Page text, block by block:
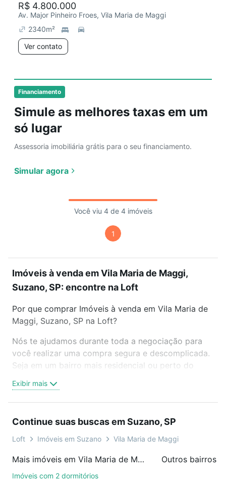
Financiamento
Simule as melhores taxas em um
só lugar
Assessoria imobiliária grátis para o seu financiamento.
Simular agora
R$ 4.800.000
Av. Major Pinheiro Froes, Vila Maria de Maggi
2340m²
Ver contato
Você viu 4 de 4 imóveis
1
Imóveis à venda em Vila Maria de Maggi,
Suzano, SP: encontre na Loft
Por que comprar Imóveis à venda em Vila Maria de
Maggi, Suzano, SP na Loft?
Nós te ajudamos durante toda a negociação para
você realizar uma compra segura e descomplicada.
Seja em um bairro mais residencial ou perto do
oferta ideal de Imóveis à venda em Vila Maria de
Maggi, Suzano, SP para conquistar seu sonho.
é grátis, sem compromisso e você ainda conta com
mais de 46 mil corretores e imobiliárias te ajudando
Como escolher um imóvel?
Exibir mais
Continue suas buscas em Suzano, SP
Loft Imóveis em Suzano Vila Maria de Maggi
Mais imóveis em Vila Maria de Maggi
Imóveis com 2 dormitórios
Outros bairros